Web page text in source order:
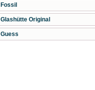
Fossil
Glashütte Original
Guess